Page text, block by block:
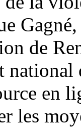
de
en
les